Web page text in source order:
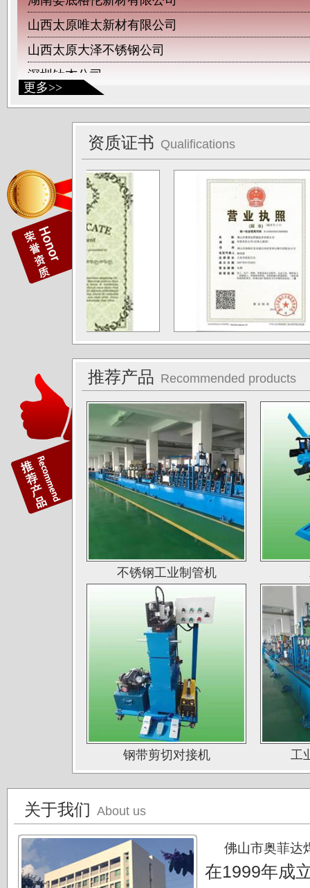
更多>>
山西太原唯太新材有限公司
山西太原大泽不锈钢公司
深圳钛杰公司
佛山南钛制品有限公司
广东德庆康纳国兴公司
唐山海兴金属制品厂
江苏南通中天科技股份有限公司
上海凌士通不锈钢有限公司
江苏无锡应达公司
德阳东方汽轮机厂（东方公司)
湖南湘投金天新材（湘投集团）
江苏中天科技股份有限公司
佛山运升不锈钢厂
苏州圣珀不锈钢制品有限公司
上海华钢不锈钢有限公司
常熟鑫统联不锈钢公司
广东江门斯高不锈钢公司
广东双兴集团不锈钢公司
湖南娄底格伦新材有限公司
山西太原唯太新材有限公司
深圳钛杰公司
佛山南钛制品有限公司
广东德庆康纳国兴公司
唐山海兴金属制品厂
江苏南通中天科技股份有限公司
上海凌士通不锈钢有限公司
江苏无锡应达公司
德阳东方汽轮机厂（东方公司)
湖南湘投金天新材（湘投集团）
江苏中天科技股份有限公司
资质证书 Qualifications
推荐产品 Recommended products
不锈钢工业制管机
钢带剪切对接机 工
关于我们 About us
佛山市奥菲达
在1999年成